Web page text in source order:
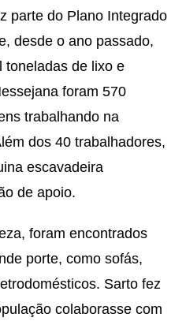
parte do Plano Integrado
desde o ano passado,
toneladas de lixo e
foram 570
trabalhando na
dos 40 trabalhadores,
escavadeira
de apoio.
foram encontrados
porte, como sofás,
Sarto fez
colaborasse com